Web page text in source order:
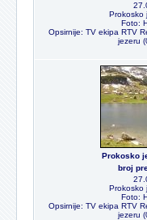
Prokosko
Foto:
Opsirnije: TV ekipa RTV
jezeru
Prokosko
broj
Prokosko
Foto:
Opsirnije: TV ekipa RTV
jezeru